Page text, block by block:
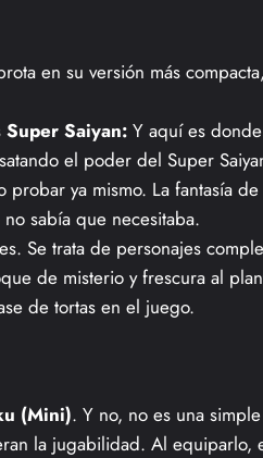
en su versión más
Saiyan:Y aquí es
el poder del Super
ya mismo. La fantasía
sabía que necesitaba.
Se trata de personajes
de misterio y frescura al
de tortas en el juego.
(Mini). Y no, no es una simple
la jugabilidad. Al equiparlo,